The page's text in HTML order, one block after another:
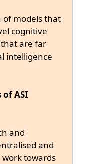
of models that
cognitive
that are far
intelligence
of ASI
and
and
towards